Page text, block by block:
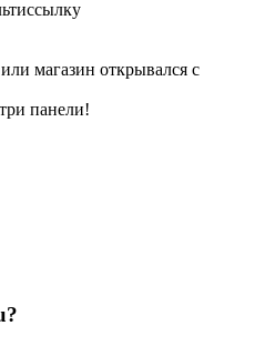
магазин открывался с
панели!